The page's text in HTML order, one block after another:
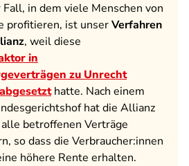
in dem viele Menschen von
profitieren, ist unserVerfahren
, weil diese
in
zu Unrecht
hatte. Nach einem
hat die Allianz
betroffenen Verträge
so dass die Verbraucher:innen
höhere Rente erhalten.